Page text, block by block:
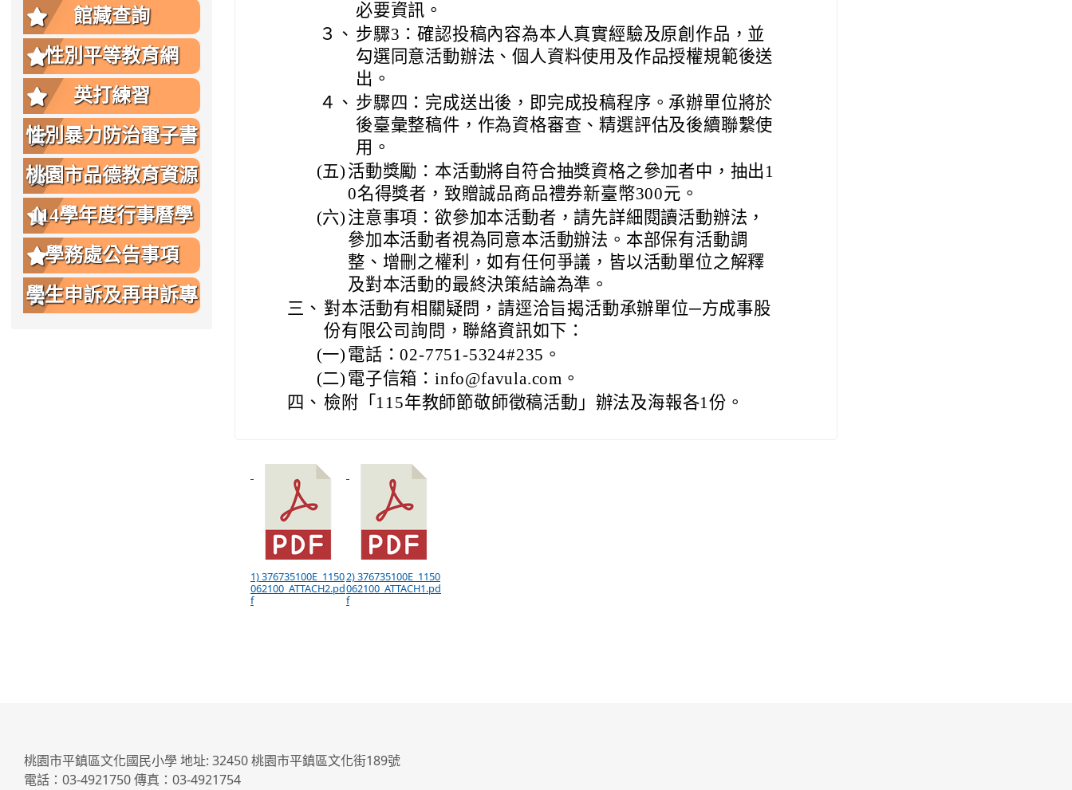
必要資訊。
３、 步驟3：確認投稿內容為本人真實經驗及原創作品，並
勾選同意活動辦法、個人資料使用及作品授權規範後送
出。
４、 步驟四：完成送出後，即完成投稿程序。承辦單位將於
後臺彙整稿件，作為資格審查、精選評估及後續聯繫使
用。
(五) 活動獎勵：本活動將自符合抽獎資格之參加者中，抽出1
0名得獎者，致贈誠品商品禮券新臺幣300元。
(六) 注意事項：欲參加本活動者，請先詳細閱讀活動辦法，
參加本活動者視為同意本活動辦法。本部保有活動調
整、增刪之權利，如有任何爭議，皆以活動單位之解釋
及對本活動的最終決策結論為準。
三、 對本活動有相關疑問，請逕洽旨揭活動承辦單位─方成事股
份有限公司詢問，聯絡資訊如下：
(一) 電話：02-7751-5324#235。
(二) 電子信箱：info@favula.com。
四、 檢附「115年教師節敬師徵稿活動」辦法及海報各1份。
1) 376735100E_1150
062100_ATTACH2.pd
f
2) 376735100E_1150
062100_ATTACH1.pd
f
館藏查詢
性別平等教育網
英打練習
性別暴力防治電子書
桃園市品德教育資源
網
114學年度行事曆學
生版
學務處公告事項
學生申訴及再申訴專
桃園市平鎮區文化國民小學 地址: 32450 桃園市平鎮區文化街189號
電話：03-4921750 傳真：03-4921754